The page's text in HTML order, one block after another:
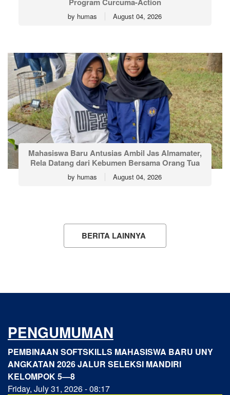
by humas August 04, 2026
Mahasiswa Baru Antusias Ambil Jas Almamater,
Rela Datang dari Kebumen Bersama Orang Tua
by humas August 04, 2026
BERITA LAINNYA
PENGUMUMAN
PEMBINAAN SOFTSKILLS MAHASISWA BARU UNY
ANGKATAN 2026 JALUR SELEKSI MANDIRI
KELOMPOK 5—8
Friday, July 31, 2026 - 08:17